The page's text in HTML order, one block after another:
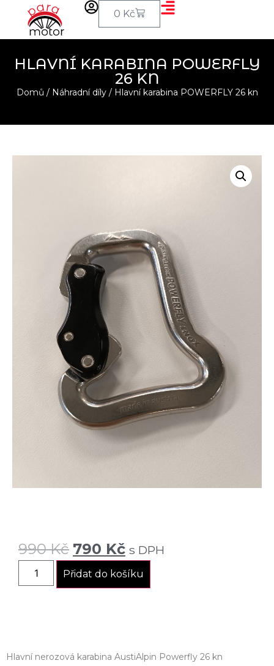
0 Kč
HLAVNÍ KARABINA POWERFLY
26 KN
Domů / Náhradní díly/ Hlavní karabina POWERFLY 26 kn
990Kč 790 Kč s DPH
Přidat do košíku
Hlavní nerozová karabina AustiAlpin Powerfly 26 kn